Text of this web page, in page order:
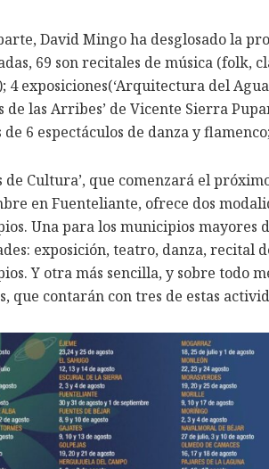
David Mingo ha desglosado la
69 son recitales de música (folk,
4 exposiciones(‘Arquitectura del
de las Arribes’ de Vicente Sierra
de 6 espectáculos de danza y
de Cultura’, que comenzará el
en Fuenteliante, ofrece dos
Una para los municipios mayores
exposición, teatro, danza, recital
Y otra más sencilla, y sobre todo
que contarán con tres de estas